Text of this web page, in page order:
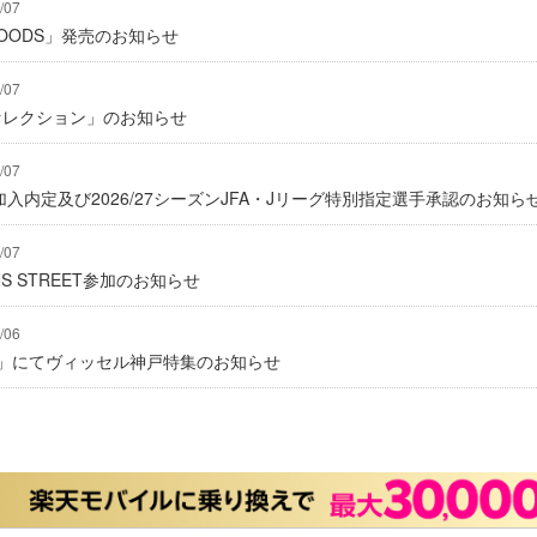
07
」発売のお知らせ
07
クション」のお知らせ
07
内定及び2026/27シーズンJFA・Jリーグ特別指定選手承認のお知ら
07
STREET参加のお知らせ
にてヴィッセル神戸特集のお知らせ